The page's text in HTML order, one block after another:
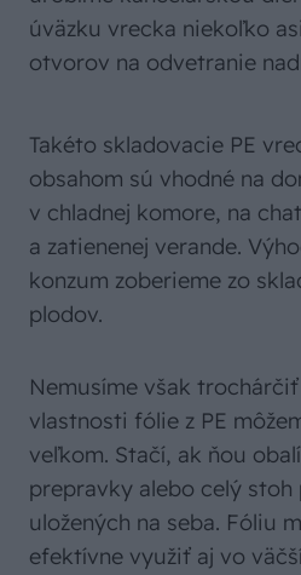
úväzku vrecka niekoľko
otvorov na odvetranie
Takéto skladovacie PE
obsahom sú vhodné na
v chladnej komore, na
a zatienenej verande.
konzum zoberieme zo
plodov.
Nemusíme však
vlastnosti fólie z PE
veľkom. Stačí, ak ňou
prepravky alebo celý stoh
uložených na seba. Fóliu
efektívne využiť aj vo